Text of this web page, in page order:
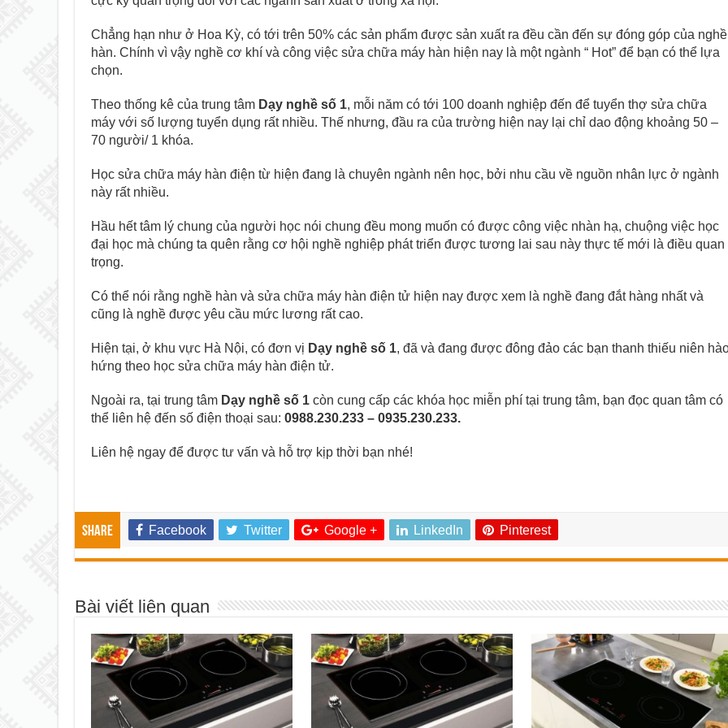
Chẳng hạn như ở Hoa Kỳ, có tới trên 50% các sản phẩm được sản xuất ra đều cần đến sự đóng góp của nghề
hàn. Chính vì vậy nghề cơ khí và công việc sửa chữa máy hàn hiện nay là một ngành “ Hot” để bạn có thể lựa
chọn.
Theo thống kê của trung tâm Dạy nghề số 1, mỗi năm có tới 100 doanh nghiệp đến để tuyển thợ sửa chữa
máy với số lượng tuyển dụng rất nhiều. Thế nhưng, đầu ra của trường hiện nay lại chỉ dao động khoảng 50 –
70 người/ 1 khóa.
Học sửa chữa máy hàn điện từ hiện đang là chuyên ngành nên học, bởi nhu cầu về nguồn nhân lực ở ngành
này rất nhiều.
Hầu hết tâm lý chung của người học nói chung đều mong muốn có được công việc nhàn hạ, chuộng việc học
đại học mà chúng ta quên rằng cơ hội nghề nghiệp phát triển được tương lai sau này thực tế mới là điều quan
trọng.
Có thể nói rằng nghề hàn và sửa chữa máy hàn điện tử hiện nay được xem là nghề đang đắt hàng nhất và
cũng là nghề được yêu cầu mức lương rất cao.
Hiện tại, ở khu vực Hà Nội, có đơn vị Dạy nghề số 1, đã và đang được đông đảo các bạn thanh thiếu niên
hứng theo học sửa chữa máy hàn điện tử.
Ngoài ra, tại trung tâm Dạy nghề số 1 còn cung cấp các khóa học miễn phí tại trung tâm, bạn đọc quan tâm có
thể liên hệ đến số điện thoại sau: 0988.230.233 – 0935.230.233.
Liên hệ ngay để được tư vấn và hỗ trợ kịp thời bạn nhé!
Share Facebook Twitter Google + LinkedIn Pinterest
Bài viết liên quan